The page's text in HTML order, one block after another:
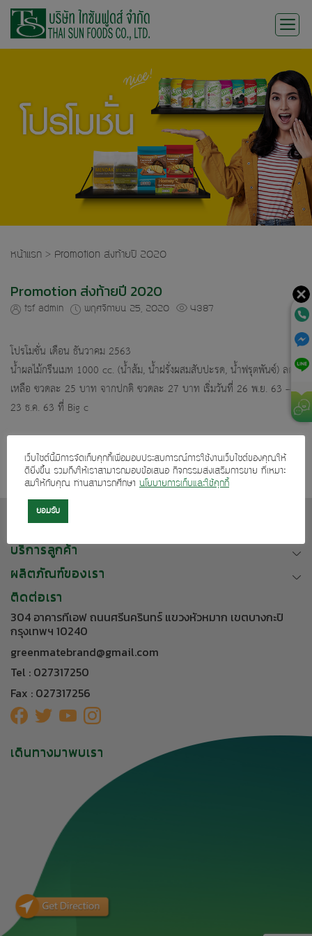
Skip
หน้าแรก > Promotion ส่งท้ายปี 2020
Promotion ส่งท้ายปี 2020
tsf admin พฤศจิกายน 25, 2020 4387
โปรโมชั่น เดือน ธันวาคม 2563
น้ำผลไม้กรีนเมท 1000 cc. (น้ำส้ม, น้ำฝรั่งผสมสับปะรด, น้ำฟรุตพันซ์) ลด
เหลือ ขวดละ 25 บาท จากปกติ ขวดละ 27 บาท เริ่มวันที่ 26 พ.ย. 63 –
23 ธ.ค. 63 ที่ Big c
เกี่ยวกับเรา
บริการลูกค้า
ผลิตภัณฑ์ของเรา
ติดต่อเรา
304 อาคารทีเอฟ ถนนศรีนครินทร์ แขวงหัวหมาก เขตบางกะปิ
กรุงเทพฯ 10240
greenmatebrand@gmail.com
Tel : 027317250
Fax : 027317256
เดินทางมาพบเรา
เว็บไซต์นี้มีการจัดเก็บคุกกี้เพื่อมอบประสบการณ์การใช้งานเว็บไซต์ของคุณให้
ดียิ่งขึ้น รวมถึงให้เราสามารถมอบข้อเสนอ กิจกรรมส่งเสริมการขาย ที่เหมาะ
สมให้กับคุณ ท่านสามารถศึกษา นโยบายการเก็บและใช้คุกกี้
ยอมรับ